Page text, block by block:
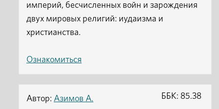
империй, бесчисленных войн и зарождения
двух мировых религий: иудаизма и
христианства.
Ознакомиться
Автор: Азимов А. ББК: 85.38